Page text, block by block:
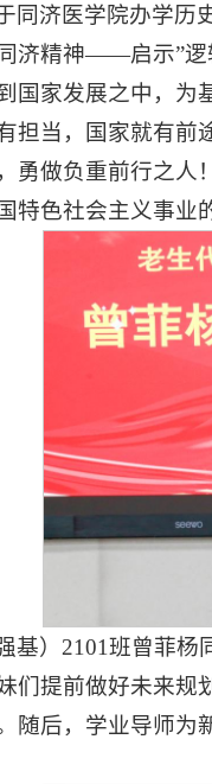
同济医学院办学
精神——启示”逻辑
国家发展之中，为
担当，国家就有
勇做负重前行之人
特色社会主义事业
基）2101班曾菲
们提前做好未来
随后，学业导师为